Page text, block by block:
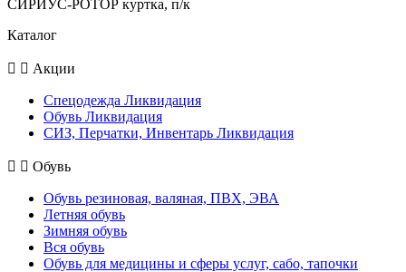
СИРИУС-РОТОР куртка, п/к
Каталог
Акции
Спецодежда Ликвидация
Обувь Ликвидация
СИЗ, Перчатки, Инвентарь Ликвидация
Обувь
Обувь резиновая, валяная, ПВХ, ЭВА
Летняя обувь
Зимняя обувь
Вся обувь
Обувь для медицины и сферы услуг, сабо, тапочки